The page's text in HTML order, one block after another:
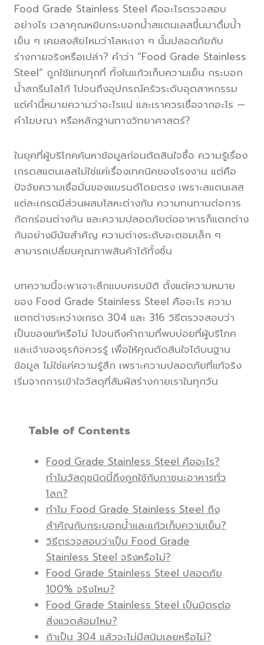
Food Grade Stainless Steel คืออะไรตรวจสอบ
อย่างไร เวลาคุณหยิบกระบอกน้ำสแตนเลสขึ้นมาดื่มน้ำ
เย็น ๆ เคยสงสัยไหมว่าโลหะเงา ๆ นั้นปลอดภัยกับ
ร่างกายจริงหรือเปล่า? คำว่า “Food Grade Stainless
Steel” ถูกใช้แทบทุกที่ ทั้งในแก้วเก็บความเย็น กระบอก
น้ำสกรีนโลโก้ ไปจนถึงอุปกรณ์ครัวระดับอุตสาหกรรม
แต่คำนี้หมายความว่าอะไรแน่ และเราควรเชื่อจากอะไร —
คำโฆษณา หรือหลักฐานทางวิทยาศาสตร์?
ในยุคที่ผู้บริโภคค้นหาข้อมูลก่อนตัดสินใจซื้อ ความรู้เรื่อง
เกรดสแตนเลสไม่ใช่แค่เรื่องเทคนิคของโรงงาน แต่คือ
ปัจจัยความเชื่อมั่นของแบรนด์โดยตรง เพราะสแตนเลส
แต่ละเกรดมีส่วนผสมโลหะต่างกัน ความทนทานต่อการ
กัดกร่อนต่างกัน และความปลอดภัยต่ออาหารก็แตกต่าง
กันอย่างมีนัยสำคัญ ความต่างระดับอะตอมเล็ก ๆ
สามารถเปลี่ยนคุณภาพสินค้าได้ทั้งชิ้น
บทความนี้จะพาเจาะลึกแบบครบมิติ ตั้งแต่ความหมาย
ของ Food Grade Stainless Steel คืออะไร ความ
แตกต่างระหว่างเกรด 304 และ 316 วิธีตรวจสอบว่า
เป็นของแท้หรือไม่ ไปจนถึงคำถามที่พบบ่อยที่ผู้บริโภค
และเจ้าของธุรกิจควรรู้ เพื่อให้คุณตัดสินใจได้บนฐาน
ข้อมูล ไม่ใช่แค่ความรู้สึก เพราะความปลอดภัยที่แท้จริง
เริ่มจากการเข้าใจวัสดุที่สัมผัสร่างกายเราในทุกวัน
Table of Contents
Food Grade Stainless Steel คืออะไร?
ทำไมวัสดุชนิดนี้ถึงถูกใช้กับภาชนะอาหารทั่ว
โลก?
ทำไม Food Grade Stainless Steel ถึง
สำคัญกับกระบอกน้ำและแก้วเก็บความเย็น?
วิธีตรวจสอบว่าเป็น Food Grade
Stainless Steel จริงหรือไม่?
Food Grade Stainless Steel ปลอดภัย
100% จริงไหม?
Food Grade Stainless Steel เป็นมิตรต่อ
สิ่งแวดล้อมไหม?
ถ้าเป็น 304 แล้วจะไม่มีสนิมเลยหรือไม่?